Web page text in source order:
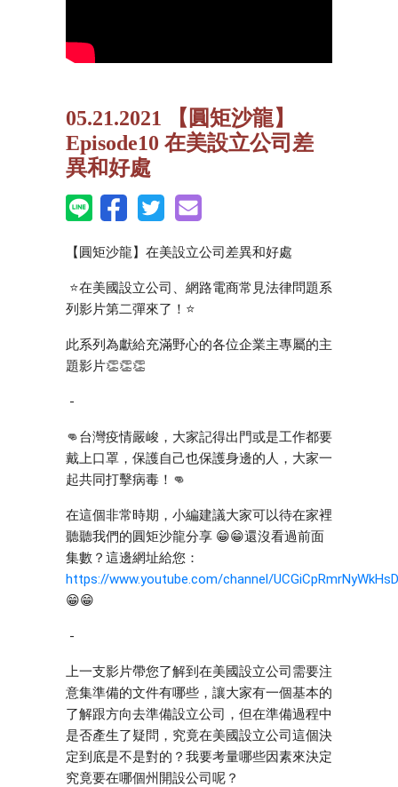
05.21.2021 【圓矩沙龍】
Episode10 在美設立公司差
異和好處
【圓矩沙龍】在美設立公司差異和好處
列影片第二彈來了！⭐
此系列為獻給充滿野心的各位企業主專屬的主
題影片👏👏👏
-
👊台灣疫情嚴峻，大家記得出門或是工作都要
戴上口罩，保護自己也保護身邊的人，大家一
起共同打擊病毒！👊
在這個非常時期，小編建議大家可以待在家裡
聽聽我們的圓矩沙龍分享 😁😁還沒看過前面
集數？這邊網址給您：
https://www.youtube.com/channel/
😁😁
-
上一支影片帶您了解到在美國設立公司需要注
意集準備的文件有哪些，讓大家有一個基本的
了解跟方向去準備設立公司，但在準備過程中
是否產生了疑問，究竟在美國設立公司這個決
定到底是不是對的？我要考量哪些因素來決定
究竟要在哪個州開設公司呢？